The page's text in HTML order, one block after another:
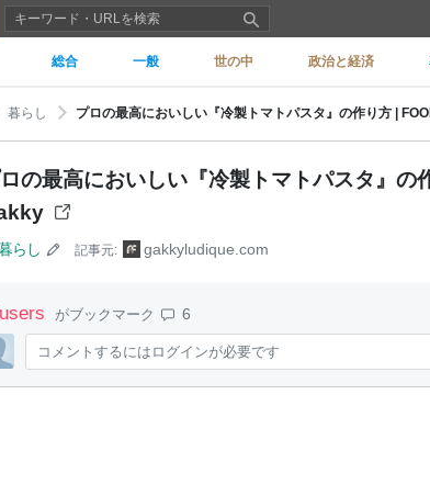
総合 一般 世の中 政治と経済
暮らし プロの最高においしい『冷製トマトパスタ』の作り方 |
の最高においしい『冷製トマトパスタ』
らし 記事元: gakkyludique.com
users がブックマーク 6
コメントするにはログインが必要です